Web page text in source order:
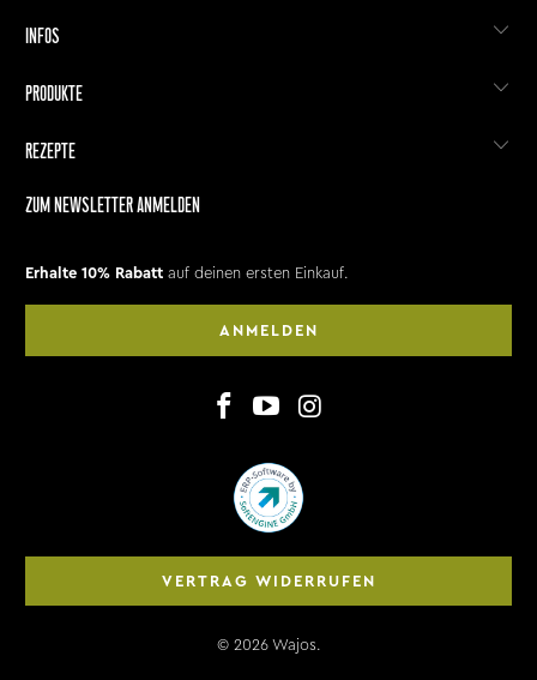
INFOS
PRODUKTE
REZEPTE
ZUM NEWSLETTER ANMELDEN
Erhalte 10% Rabatt auf deinen ersten Einkauf.
ANMELDEN
VERTRAG WIDERRUFEN
© 2026 Wajos.